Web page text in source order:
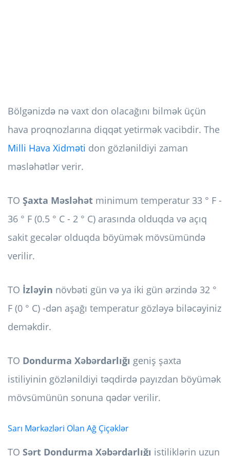
Bölgənizdə nə vaxt don olacağını bilmək üçün
hava proqnozlarına diqqət yetirmək vacibdir. The
Milli Hava Xidməti don gözlənildiyi zaman
məsləhətlər verir.
TO Şaxta Məsləhət minimum temperatur 33 ° F -
36 ° F (0.5 ° C - 2 ° C) arasında olduqda və açıq
sakit gecələr olduqda böyümək mövsümündə
verilir.
TO İzləyin növbəti gün və ya iki gün ərzində 32 °
F (0 ° C) -dən aşağı temperatur gözləyə biləcəyiniz
deməkdir.
TO Dondurma Xəbərdarlığı geniş şaxta
istiliyinin gözlənildiyi təqdirdə payızdan böyümək
mövsümünün sonuna qədər verilir.
Sarı Mərkəzləri Olan Ağ Çiçəklər
TO Sərt Dondurma Xəbərdarlığı istiliklərin uzun